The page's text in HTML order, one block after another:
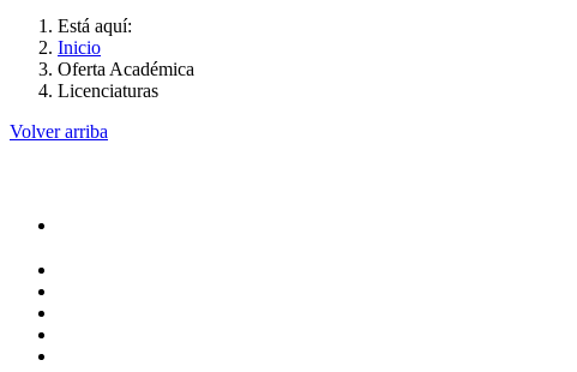
Está aquí:
Inicio
Oferta Académica
Licenciaturas
Volver arriba